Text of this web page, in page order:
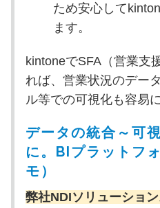
ため安心して
ます。
kintoneでSFA（営業支
れば、営業状況のデー
ル等での可視化も容易
データの統合～可
に。BIプラットフ
モ）
弊社NDIソリューショ